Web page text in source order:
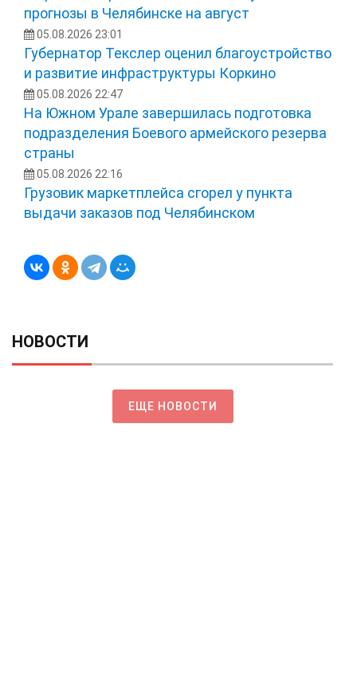
прогнозы в Челябинске на август
05.08.2026 23:01
Губернатор Текслер оценил благоустройство
и развитие инфраструктуры Коркино
05.08.2026 22:47
На Южном Урале завершилась подготовка
подразделения Боевого армейского резерва
страны
05.08.2026 22:16
Грузовик маркетплейса сгорел у пункта
выдачи заказов под Челябинском
НОВОСТИ
ЕЩЕ НОВОСТИ